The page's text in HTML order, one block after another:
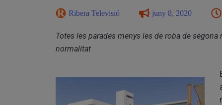
Ribera Televisió juny 8, 2020
Totes les parades menys les de roba de
normalitat